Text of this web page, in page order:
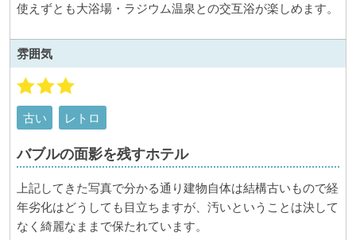
使えずとも大浴場・ラジウム温泉との交互浴が楽しめます。
雰囲気
古い レトロ
バブルの面影を残すホテル
上記してきた写真で分かる通り建物自体は結構古いもので経
年劣化はどうしても目立ちますが、汚いということは決して
なく綺麗なままで保たれています。